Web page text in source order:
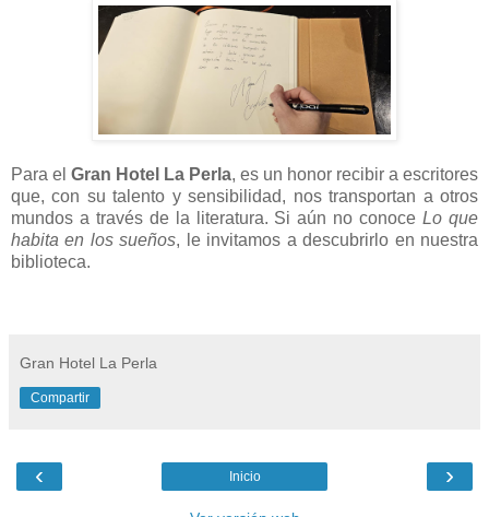
Para el Gran Hotel La Perla, es un honor recibir a escritores
que, con su talento y sensibilidad, nos transportan a otros
mundos a través de la literatura. Si aún no conoceLo que
habita en los sueños, le invitamos a descubrirlo en nuestra
biblioteca.
Gran Hotel La Perla
Compartir
‹ ›
Inicio